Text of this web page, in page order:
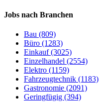
Jobs nach Branchen
Bau (809)
Büro (1283)
Einkauf (3025)
Einzelhandel (2554)
Elektro (1159)
Fahrzeugtechnik (1183)
Gastronomie (2091)
Geringfügig (394)